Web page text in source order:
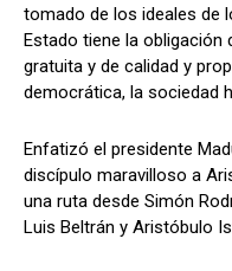
tomado de los ideales de
Estado tiene la obligación
gratuita y de calidad y
democrática, la sociedad
Enfatizó el presidente
discípulo maravilloso a
una ruta desde Simón
Luis Beltrán y Aristóbulo